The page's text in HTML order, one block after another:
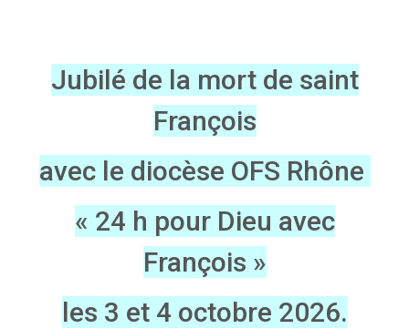
Jubilé de la mort de saint
François
avec le diocèse OFS Rhône
« 24 h pour Dieu avec
François »
les 3 et 4 octobre 2026.